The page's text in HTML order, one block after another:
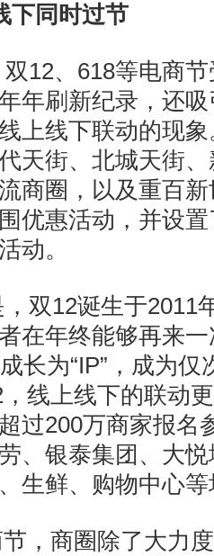
下同时过节
12、618等电商
年刷新纪录，还
上线下联动的现
天街、北城天街
商圈，以及重百
优惠活动，并设
动。
双12诞生于2011
在年终能够再来
长为“IP”，成为仅
线上线下的联动
过200万商家报名
、银泰集团、大
生鲜、购物中心
，商圈除了大力